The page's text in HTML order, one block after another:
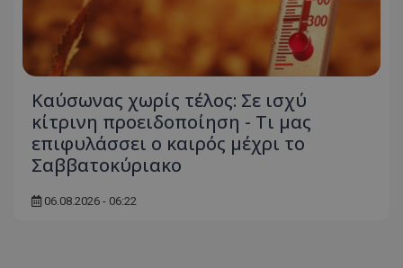
Καύσωνας χωρίς τέλος: Σε ισχύ
κίτρινη προειδοποίηση - Τι μας
επιφυλάσσει ο καιρός μέχρι το
Σαββατοκύριακο
06.08.2026 - 06:22
ASP.NET_SessionId
Microsoft Corporation